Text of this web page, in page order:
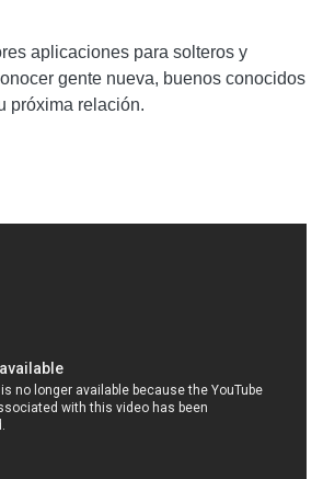
aplicaciones para solteros y
gente nueva, buenos conocidos
próxima relación.